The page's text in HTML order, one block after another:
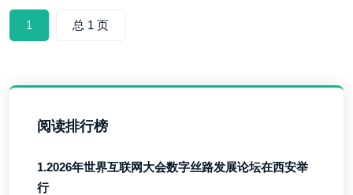
1 总 1 页
阅读排行榜
1.2026年世界互联网大会数字丝路发展论坛在西安举
行